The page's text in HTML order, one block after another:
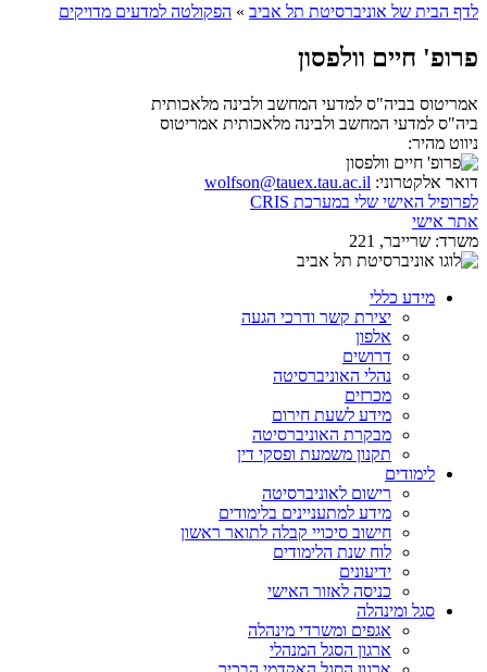
לדף הבית של אוניברסיטת תל אביב » הפקולטה למדעים מדויקים
פרופ' חיים וולפסון
אמריטוס בביה"ס למדעי המחשב ולבינה מלאכותית
ביה"ס למדעי המחשב ולבינה מלאכותית אמריטוס
ניווט מהיר:
דואר אלקטרוני: wolfson@tauex.tau.ac.il
לפרופיל האישי שלי במערכת CRIS
אתר אישי
משרד: שרייבר, 221
מידע כללי
יצירת קשר ודרכי הגעה
אלפון
דרושים
נהלי האוניברסיטה
מכרזים
מידע לשעת חירום
מבקרת האוניברסיטה
תקנון משמעת ופסקי דין
לימודים
רישום לאוניברסיטה
מידע למתעניינים בלימודים
חישוב סיכויי קבלה לתואר ראשון
לוח שנת הלימודים
ידיעונים
כניסה לאזור האישי
סגל ומינהלה
אגפים ומשרדי מינהלה
ארגון הסגל המנהלי